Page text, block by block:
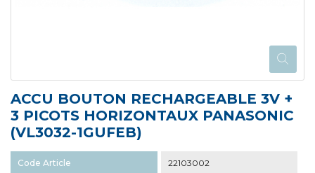
ACCU BOUTON RECHARGEABLE 3V +
3 PICOTS HORIZONTAUX PANASONIC
(VL3032-1GUFEB)
Code Article 22103002